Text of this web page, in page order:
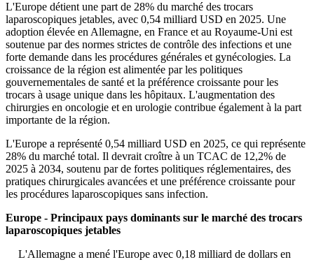
L'Europe détient une part de 28% du marché des trocars
laparoscopiques jetables, avec 0,54 milliard USD en 2025. Une
adoption élevée en Allemagne, en France et au Royaume-Uni est
soutenue par des normes strictes de contrôle des infections et une
forte demande dans les procédures générales et gynécologies. La
croissance de la région est alimentée par les politiques
gouvernementales de santé et la préférence croissante pour les
trocars à usage unique dans les hôpitaux. L'augmentation des
chirurgies en oncologie et en urologie contribue également à la part
importante de la région.
L'Europe a représenté 0,54 milliard USD en 2025, ce qui représente
28% du marché total. Il devrait croître à un TCAC de 12,2% de
2025 à 2034, soutenu par de fortes politiques réglementaires, des
pratiques chirurgicales avancées et une préférence croissante pour
les procédures laparoscopiques sans infection.
Europe - Principaux pays dominants sur le marché des trocars
laparoscopiques jetables
L'Allemagne a mené l'Europe avec 0,18 milliard de dollars en